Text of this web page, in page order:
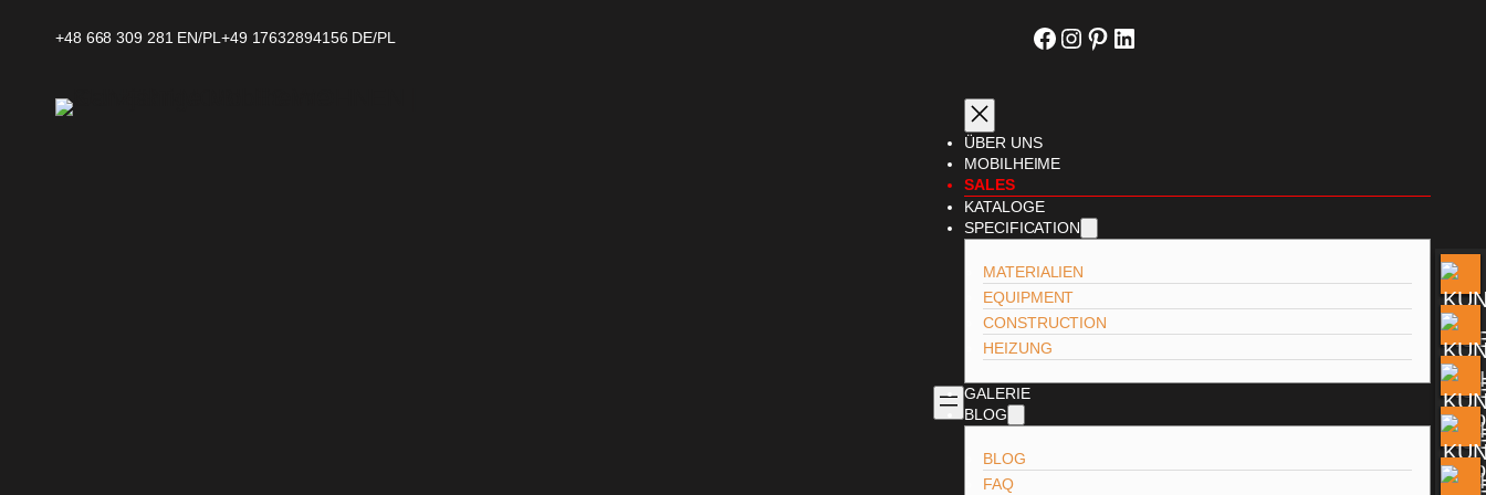
+48 668 309 281 EN/PL +49 17632894156 DE/PL Facebook Instagram Pinterest LinkedIn
ÜBER UNS
MOBILHEIME
SALES
KATALOGE
SPECIFICATION
MATERIALIEN
EQUIPMENT
CONSTRUCTION
HEIZUNG
GALERIE
BLOG
BLOG
FAQ